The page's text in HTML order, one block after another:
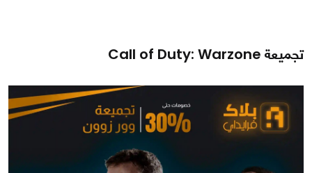
تجميعة Call of Duty: Warzone